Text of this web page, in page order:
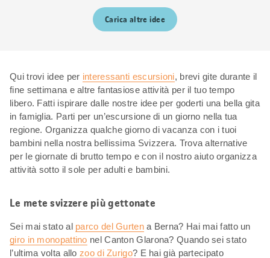
Carica altre idee
Qui trovi idee per interessanti escursioni, brevi gite durante il
fine settimana e altre fantasiose attività per il tuo tempo
libero. Fatti ispirare dalle nostre idee per goderti una bella gita
in famiglia. Parti per un’escursione di un giorno nella tua
regione. Organizza qualche giorno di vacanza con i tuoi
bambini nella nostra bellissima Svizzera. Trova alternative
per le giornate di brutto tempo e con il nostro aiuto organizza
attività sotto il sole per adulti e bambini.
Le mete svizzere più gettonate
Sei mai stato al parco del Gurtena Berna? Hai mai fatto un
giro in monopattino nel Canton Glarona? Quando sei stato
l’ultima volta allozoo di Zurigo? E hai già partecipato